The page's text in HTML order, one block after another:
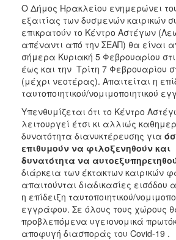
2013
2012
2011
2010
2006
ΤΟΠΟΣ
ΠΟΛΙΤΙΣΜΟΣ
ΑΝΘΕΚΤΙΚΗ
ΠΟΛΗ
Ο Δήμος Ηρακλείου ενημερώνει
εξαιτίας των δυσμενών καιρικών
επικρατούν το Κέντρο Αστέγων
απέναντι από την ΣΕΑΠ) θα είναι
σήμερα Κυριακή 5 Φεβρουαρίου
έως και την Τρίτη 7 Φεβρουαρίου
(μέχρι νεοτέρας). Απαιτείται η
ταυτοποιητικού/νομιμοποιητικού
Υπενθυμίζεται ότι το Κέντρο
λειτουργεί έτσι κι αλλιώς
δυνατότητα διανυκτέρευσης για
επιθυμούν να φιλοξενηθούν και
δυνατότητα να
διάρκεια των έκτακτων καιρικών
απαιτούνται διαδικασίες εισόδου
η επίδειξη ταυτοποιητικού/
εγγράφου. Σε όλους τους χώρους
προβλεπόμενα υγειονομικά
αποφυγή διασποράς του Covid-19 .